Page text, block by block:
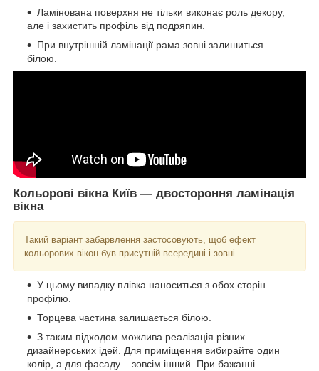
Ламінована поверхня не тільки виконає роль декору,
але і захистить профіль від подряпин.
При внутрішній ламінації рама зовні залишиться
білою.
Кольорові вікна Київ ― двостороння ламінація
вікна
Такий варіант забарвлення застосовують, щоб ефект
кольорових вікон був присутній всередині і зовні.
У цьому випадку плівка наноситься з обох сторін
профілю.
Торцева частина залишається білою.
З таким підходом можлива реалізація різних
дизайнерських ідей. Для приміщення вибирайте один
колір, а для фасаду – зовсім інший. При бажанні ―